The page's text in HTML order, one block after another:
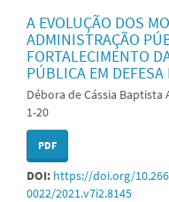
A EVOLUÇÃO DOS
ADMINISTRAÇÃO
FORTALECIMENTO
PÚBLICA EM
Débora de Cássia Baptista
1-20
PDF
DOI: https://doi.org/
0022/2021.v7i2.8145